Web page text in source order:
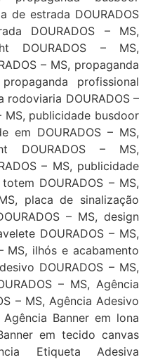
de estrada DOURADOS
DOURADOS – MS,
DOURADOS – MS,
– MS, propaganda
profissional
rodoviaria DOURADOS –
MS, publicidade busdoor
em DOURADOS – MS,
DOURADOS – MS,
– MS, publicidade
DOURADOS – MS,
placa de sinalização
– MS, design
DOURADOS – MS,
MS, ilhós e acabamento
DOURADOS – MS,
– MS, Agência
– MS, Agência Adesivo
Banner em lona
em tecido canvas
Etiqueta Adesiva